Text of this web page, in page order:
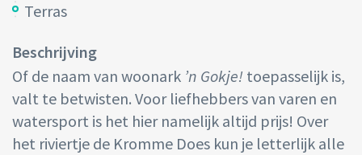
Terras
Beschrijving
Of de naam van woonark ’n Gokje! toepasselijk is,
valt te betwisten. Voor liefhebbers van varen en
watersport is het hier namelijk altijd prijs! Over
het riviertje de Kromme Does kun je letterlijk alle